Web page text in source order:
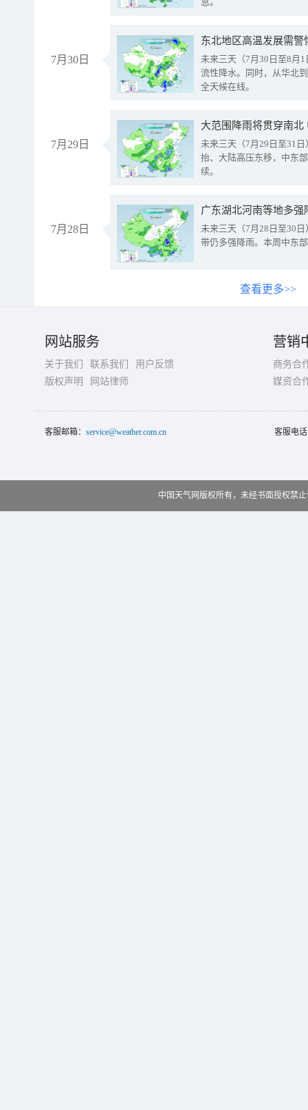
7月30日
东北地区高温发展需
未来三天（7月30日至8月
流性降水。同时，从华北
全天候在线。
7月29日
大范围降雨将贯穿南
未来三天（7月29日至31
抬、大陆高压东移，中东
续。
7月28日
广东湖北河南等地多
未来三天（7月28日至30
带仍多强降雨。本周中东
查看更多>>
网站服务
关于我们 联系我们
用户反馈
版权声明
网站律师
营销
商务合
媒资合
客服邮箱： service@weather.com.cn 客服电
中国天气网版权所有，未经书面授权